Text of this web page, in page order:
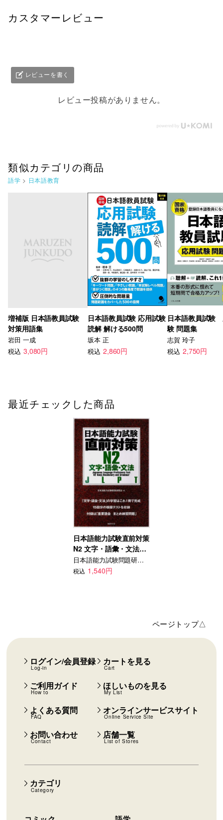
カスタマーレビュー
レビューを書く
レビュー投稿がありません。
類似カテゴリの商品
語学 > 日本語教育
増補版 日本語教員試験
対策用語集
岩田 一成
税込 3,080円
日本語教員試験 応用試験
読解 解ける500問
坂本 正
税込 2,860円
日本語教員試験
験 問題集
志賀 玲子
税込 2,750円
最近チェックした商品
日本語能力試験直前対策
N2 文字・語彙・文法
JLPT
日本語能力試験問題研究会
税込 1,540円
ページトップ△
カテゴリ
Category
ログイン/会員登録
Log-in
カートを見る
Cart
ご利用ガイド
How to
ほしいものを見る
My List
よくある質問
FAQ
オンラインサービスサイト
Online Service Site
お問い合わせ
Contact
店舗一覧
List of Stores